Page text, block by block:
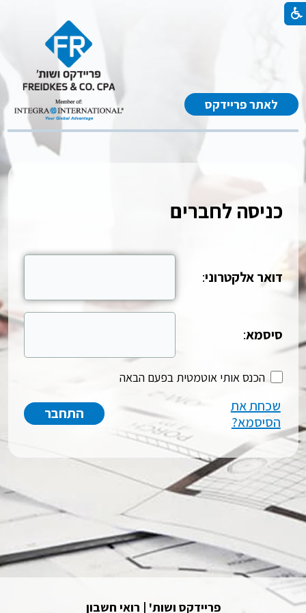
לאתר פריידקס
כניסה לחברים
דואר אלקטרוני:
סיסמא:
הכנס אותי אוטמטית בפעם הבאה
שכחת את
הסיסמא?
פריידקס ושות' | רואי חשבון